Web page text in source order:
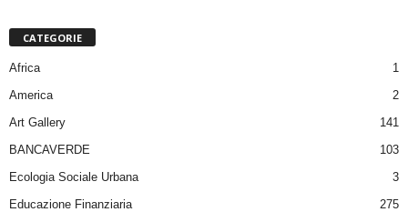
CATEGORIE
Africa
1
America
2
Art Gallery
141
BANCAVERDE
103
Ecologia Sociale Urbana
3
Educazione Finanziaria
275